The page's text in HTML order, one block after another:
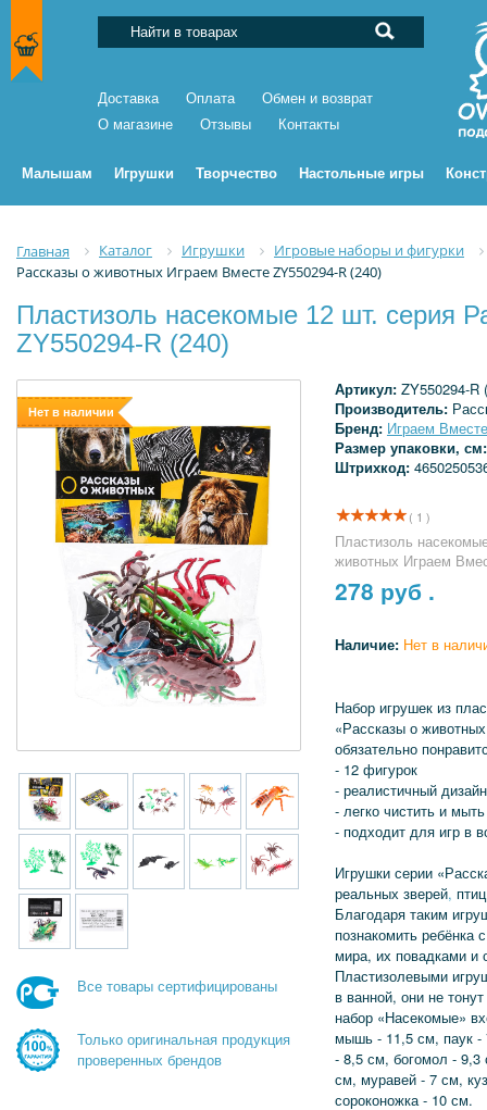
Доставка Оплата
Обмен и возврат
О магазине
Отзывы Контакты
Малышам Игрушки Творчество Настольные игры
Главная Каталог Игрушки
Игровые наборы и фигурки
Рассказы о животных Играем Вместе ZY550294-R (240)
Пластизоль насекомые 12 шт. серия
ZY550294-R (240)
Нет в наличии
Все товары сертифицированы
Только оригинальная продукция
проверенных брендов
Артикул: ZY550294-R
Производитель:
Бренд: Играем Вместе
Размер упаковки,
Штрихкод:
( 1 )
Пластизоль
животных Играем
278 руб .
Наличие: Нет в
Набор игрушек из
«Рассказы о
обязательно
- 12 фигурок
- реалистичный дизайн
- легко чистить и мыть
- подходит для игр в
Игрушки серии
реальных зверей,
Благодаря таким
познакомить ребёнка
мира, их повадками и
Пластизолевыми
в ванной, они не
набор «Насекомые»
мышь - 11,5 см, паук -
- 8,5 см, богомол -
см, муравей - 7 см,
сороконожка - 10 см.